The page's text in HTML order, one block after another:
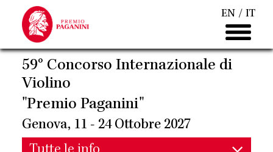
contenuto
principale
EN IT
59° Concorso Internazionale di
Violino
"Premio Paganini"
Genova, 11 - 24 Ottobre 2027